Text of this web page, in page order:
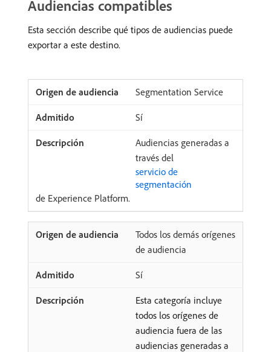
Audiencias compatibles
Esta sección describe qué tipos de audiencias puede
exportar a este destino.
Segmentation Service
Sí
Audiencias generadas a
través del
servicio de
segmentación
de Experience Platform.
Todos los demás orígenes
de audiencia
Sí
Esta categoría incluye
todos los orígenes de
audiencia fuera de las
audiencias generadas a